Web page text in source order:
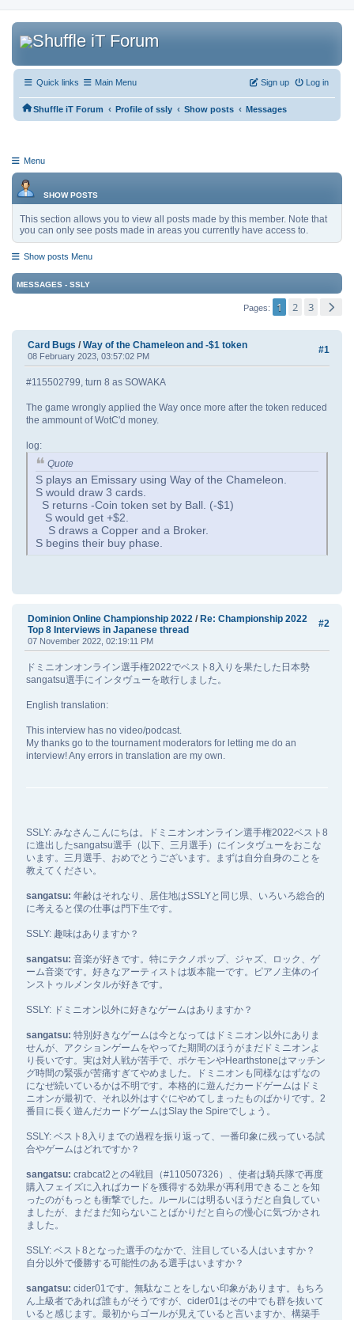
Quick links Main Menu Log in
Sign up
Shuffle iT Forum ‹ Profile of ssly ‹ Show posts ‹ Messages
Menu
SHOW POSTS
This section allows you to view all posts made by this member. Note that
you can only see posts made in areas you currently have access to.
Show posts Menu
MESSAGES - SSLY
Pages 1 2 3
#1
Card Bugs / Way of the Chameleon and -$1 token
08 February 2023, 03:57:02 PM
#115502799, turn 8 as SOWAKA
The game wrongly applied the Way once more after the token reduced
the ammount of WotC'd money.
log:
Quote
S plays an Emissary using Way of the Chameleon.
S would draw 3 cards.
S returns -Coin token set by Ball. (-$1)
S would get +$2.
S draws a Copper and a Broker.
S begins their buy phase.
#2
Dominion Online Championship 2022 / Re: Championship 2022
Top 8 Interviews in Japanese thread
07 November 2022, 02:19:11 PM
ドミニオンオンライン選手権2022でベスト8入りを果たした日本勢
sangatsu選手にインタヴューを敢行しました。
English translation:
This interview has no video/podcast.
My thanks go to the tournament moderators for letting me do an
interview! Any errors in translation are my own.
SSLY: みなさんこんにちは。ドミニオンオンライン選手権2022ベスト8
に進出したsangatsu選手（以下、三月選手）にインタヴューをおこな
います。三月選手、おめでとうございます。まずは自分自身のことを
教えてください。
sangatsu: 年齢はそれなり、居住地はSSLYと同じ県、いろいろ総合的
に考えると僕の仕事は門下生です。
SSLY: 趣味はありますか？
sangatsu: 音楽が好きです。特にテクノポップ、ジャズ、ロック、ゲ
ーム音楽です。好きなアーティストは坂本龍一です。ピアノ主体のイ
ンストゥルメンタルが好きです。
SSLY: ドミニオン以外に好きなゲームはありますか？
sangatsu: 特別好きなゲームは今となってはドミニオン以外にありま
せんが、アクションゲームをやってた期間のほうがまだドミニオンよ
り長いです。実は対人戦が苦手で、ポケモンやHearthstoneはマッチン
グ時間の緊張が苦痛すぎてやめました。ドミニオンも同様なはずなの
になぜ続いているかは不明です。本格的に遊んだカードゲームはドミ
ニオンが最初で、それ以外はすぐにやめてしまったものばかりです。2
番目に長く遊んだカードゲームはSlay the Spireでしょう。
SSLY: ベスト8入りまでの過程を振り返って、一番印象に残っている試
合やゲームはどれですか？
sangatsu: crabcat2との4戦目（#110507326）、使者は騎兵隊で再度
購入フェイズに入ればカードを獲得する効果が再利用できることを知
ったのがもっとも衝撃でした。ルールには明るいほうだと自負してい
ましたが、まだまだ知らないことばかりだと自らの慢心に気づかされ
ました。
SSLY: ベスト8となった選手のなかで、注目している人はいますか？
自分以外で優勝する可能性のある選手はいますか？
sangatsu: cider01です。無駄なことをしない印象があります。もちろ
ん上級者であれば誰もがそうですが、cider01はその中でも群を抜いて
いると感じます。最初からゴールが見えていると言いますか、構築手